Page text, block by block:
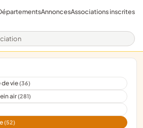
AnnoncesAssociations inscrites
de vie(36)
air(281)
(52)